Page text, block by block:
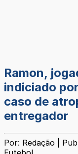
Ramon,
indiciado
caso de
entregador
Por: Redação |